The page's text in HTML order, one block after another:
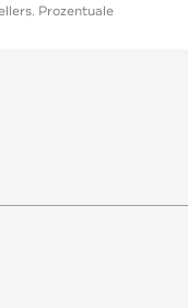
Prozentuale